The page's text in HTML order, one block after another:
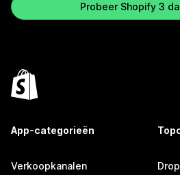
Probeer Shopify 3
App-categorieën
Verkoopkanalen